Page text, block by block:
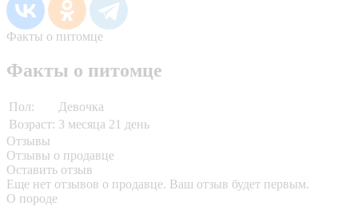
Факты о питомце
Факты о питомце
Пол:
Девочка
Возраст: 3 месяца 21 день
Отзывы
Отзывы о продавце
Оставить отзыв
Еще нет отзывов о продавце. Ваш отзыв будет первым.
О породе